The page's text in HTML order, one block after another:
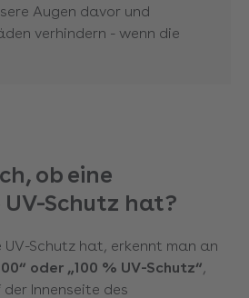
Augen davor und
verhindern - wenn die
ob eine
Schutz hat?
UV-Schutz hat, erkennt man an
oder „100 % UV-Schutz“,
Innenseite des